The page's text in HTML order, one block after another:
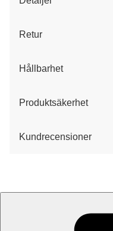
Retur
Hållbarhet
Produktsäkerhet
Kundrecensioner